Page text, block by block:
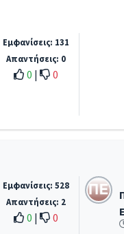
Εμφανίσεις: 131
Απαντήσεις: 0
0 | 0
Εμφανίσεις: 528
Απαντήσεις: 2
0 | 0